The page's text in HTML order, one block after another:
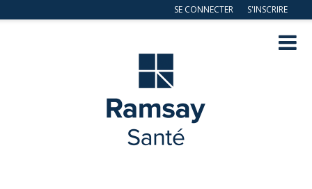
SE CONNECTER S'INSCRIRE
Navig